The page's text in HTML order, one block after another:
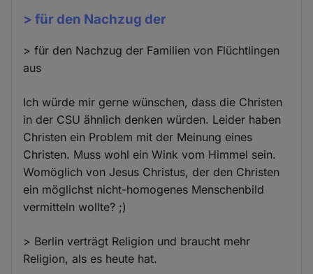
> für den Nachzug der
> für den Nachzug der Familien von Flüchtlingen
aus
Ich würde mir gerne wünschen, dass die Christen
in der CSU ähnlich denken würden. Leider haben
Christen ein Problem mit der Meinung eines
Christen. Muss wohl ein Wink vom Himmel sein.
Womöglich von Jesus Christus, der den Christen
ein möglichst nicht-homogenes Menschenbild
vermitteln wollte? ;)
> Berlin verträgt Religion und braucht mehr
Religion, als es heute hat.